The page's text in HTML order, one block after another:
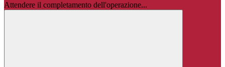
Attendere il completamento dell'operazione...